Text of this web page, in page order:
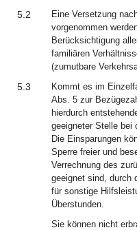
5.2
Eine Versetzung
vorgenommen
Berücksichtigung
familiären
(zumutbare
5.3
Kommt es im
Abs. 5 zur
hierdurch
geeigneter Stelle bei
Die Einsparungen
Sperre freier und
Verrechnung des
geeignet sind, durch
für sonstige
Überstunden.
Sie können nicht